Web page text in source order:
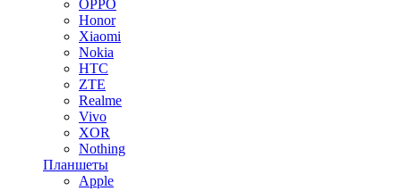
OPPO
Honor
Xiaomi
Nokia
HTC
ZTE
Realme
Vivo
XOR
Nothing
Планшеты
Apple